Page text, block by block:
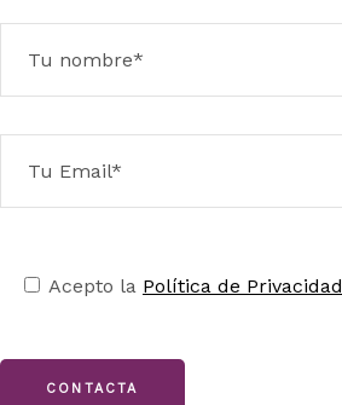
Acepto la Política de Privacidad
CONTACTA